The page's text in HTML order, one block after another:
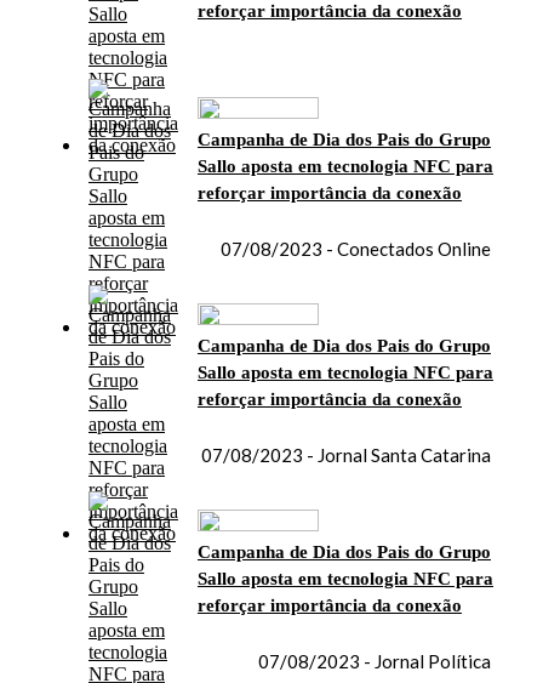
reforçar importância da conexão
Campanha de Dia dos Pais do Grupo
Sallo aposta em tecnologia NFC para
reforçar importância da conexão
07/08/2023 - Conectados Online
Campanha de Dia dos Pais do Grupo
Sallo aposta em tecnologia NFC para
reforçar importância da conexão
07/08/2023 - Jornal Santa Catarina
Campanha de Dia dos Pais do Grupo
Sallo aposta em tecnologia NFC para
reforçar importância da conexão
07/08/2023 - Jornal Política